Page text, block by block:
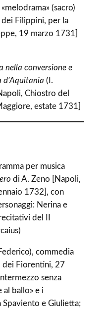
(sacro)
dei Filippini, per la
19 marzo 1731]
nella conversione e
d’Aquitania (I.
Chiostro del
estate 1731]
per musica
di A. Zeno [Napoli,
1732], con
Nerina e
del II
commedia
dei Fiorentini, 27
senza
ballo» e i
Spaviento e Giulietta;